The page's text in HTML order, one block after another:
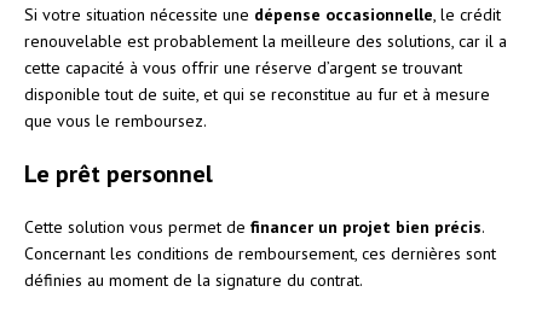
Si votre situation nécessite une dépense occasionnelle , le crédit
renouvelable est probablement la meilleure des solutions, car il a
cette capacité à vous offrir une réserve d’argent se trouvant
disponible tout de suite, et qui se reconstitue au fur et à mesure
que vous le remboursez.
Le prêt personnel
Cette solution vous permet de financer un projet bien précis.
Concernant les conditions de remboursement, ces dernières sont
définies au moment de la signature du contrat.